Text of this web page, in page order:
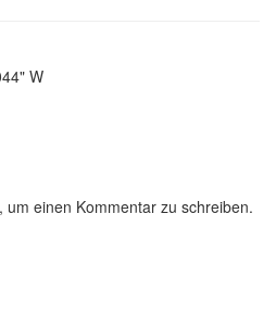
W
, um einen Kommentar zu schreiben.